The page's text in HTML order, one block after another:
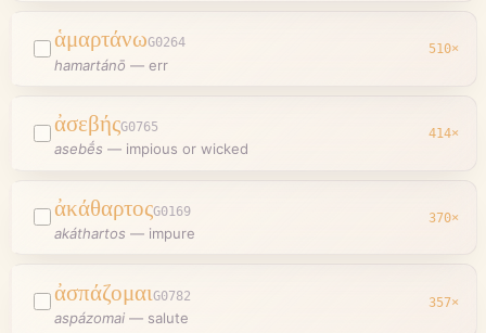
ἁμαρτάνωG0264
hamartánō — err
510×
ἀσεβήςG0765
asebḗs — impious or wicked
414×
ἀκάθαρτοςG0169
akáthartos — impure
370×
ἀσπάζομαιG0782
aspázomai — salute
357×